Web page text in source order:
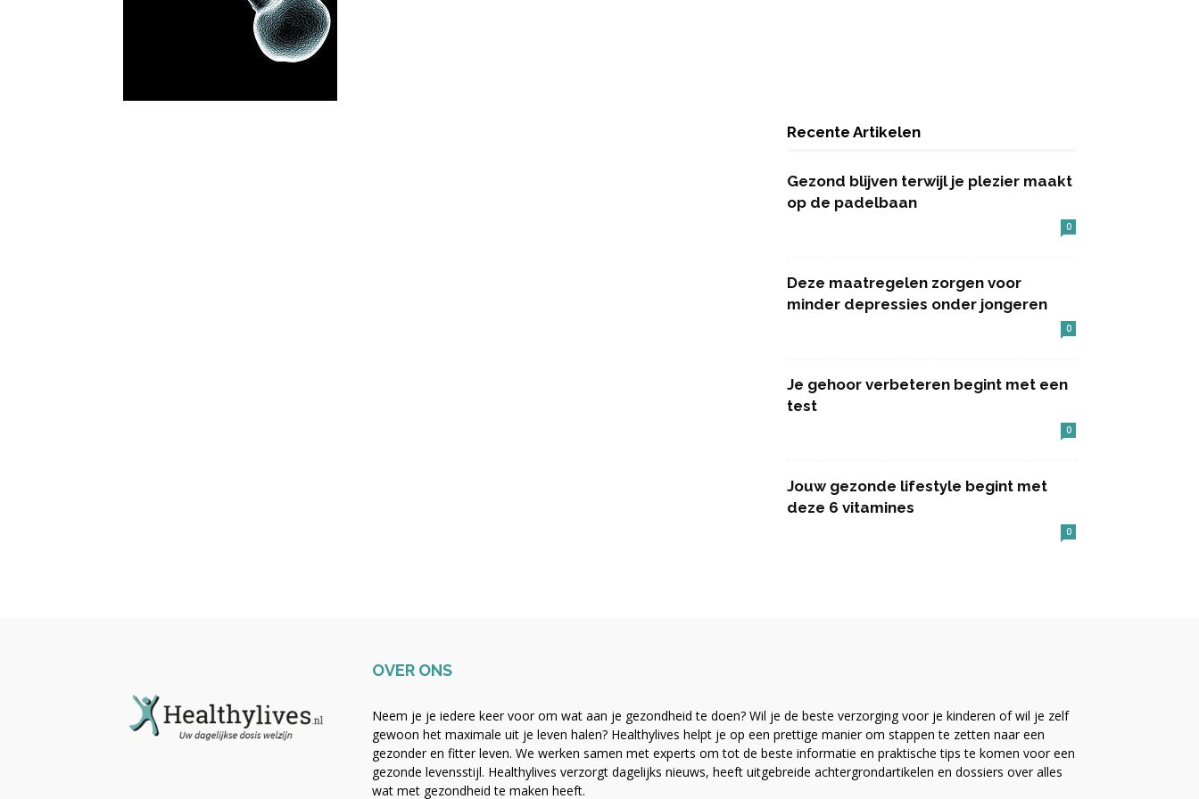
Recente Artikelen
Gezond blijven terwijl je plezier maakt
op de padelbaan
0
Deze maatregelen zorgen voor
minder depressies onder jongeren
0
Je gehoor verbeteren begint met een
test
0
Jouw gezonde lifestyle begint met
deze 6 vitamines
0
OVER ONS
Neem je je iedere keer voor om wat aan je gezondheid te doen? Wil je de beste verzorging voor je kinderen of wil je zelf
gewoon het maximale uit je leven halen? Healthylives helpt je op een prettige manier om stappen te zetten naar een
gezonder en fitter leven. We werken samen met experts om tot de beste informatie en praktische tips te komen voor een
gezonde levensstijl. Healthylives verzorgt dagelijks nieuws, heeft uitgebreide achtergrondartikelen en dossiers over alles
wat met gezondheid te maken heeft.